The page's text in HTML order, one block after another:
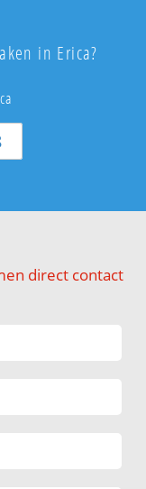
in Erica?
direct contact